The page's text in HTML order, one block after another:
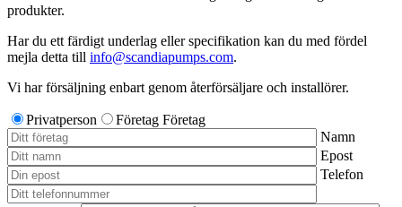
produkter.
Har du ett färdigt underlag eller specifikation kan du med fördel
mejla detta till info@scandiapumps.com.
Vi har försäljning enbart genom återförsäljare och installörer.
Privatperson Företag Företag
Namn
Epost
Telefon